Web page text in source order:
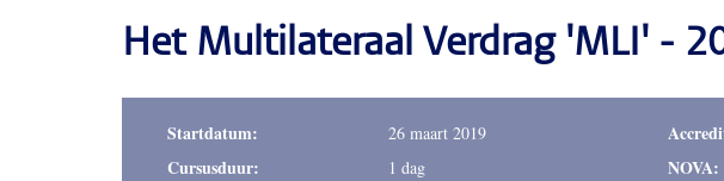
Het Multilateraal Verdrag 'MLI' -
Startdatum: 26 maart 2019
Cursusduur: 1 dag
NOVA: